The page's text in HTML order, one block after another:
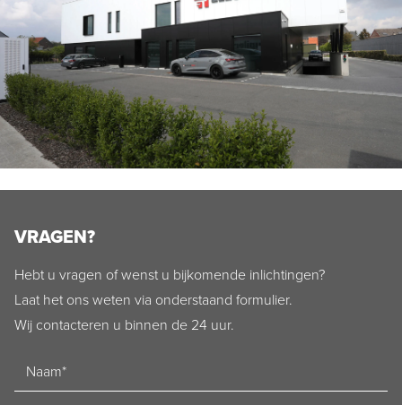
VRAGEN?
Hebt u vragen of wenst u bijkomende inlichtingen?
Laat het ons weten via onderstaand formulier.
Wij contacteren u binnen de 24 uur.
Naam